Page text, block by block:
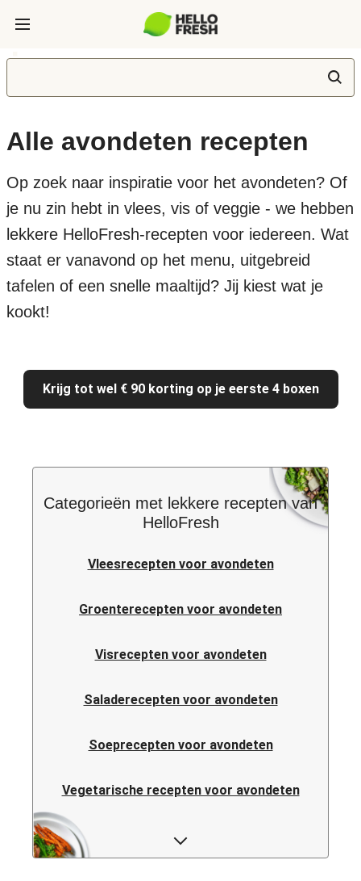
Alle avondeten recepten
Op zoek naar inspiratie voor het avondeten? Of
je nu zin hebt in vlees, vis of veggie - we hebben
lekkere HelloFresh-recepten voor iedereen. Wat
staat er vanavond op het menu, uitgebreid
tafelen of een snelle maaltijd? Jij kiest wat je
kookt!
Krijg tot wel € 90 korting op je eerste 4 boxen
Categorieën met lekkere recepten van
HelloFresh
Vleesrecepten voor avondeten
Groenterecepten voor avondeten
Visrecepten voor avondeten
Saladerecepten voor avondeten
Soeprecepten voor avondeten
Vegetarische recepten voor avondeten
Italiaanse pastarecepten voor avondeten